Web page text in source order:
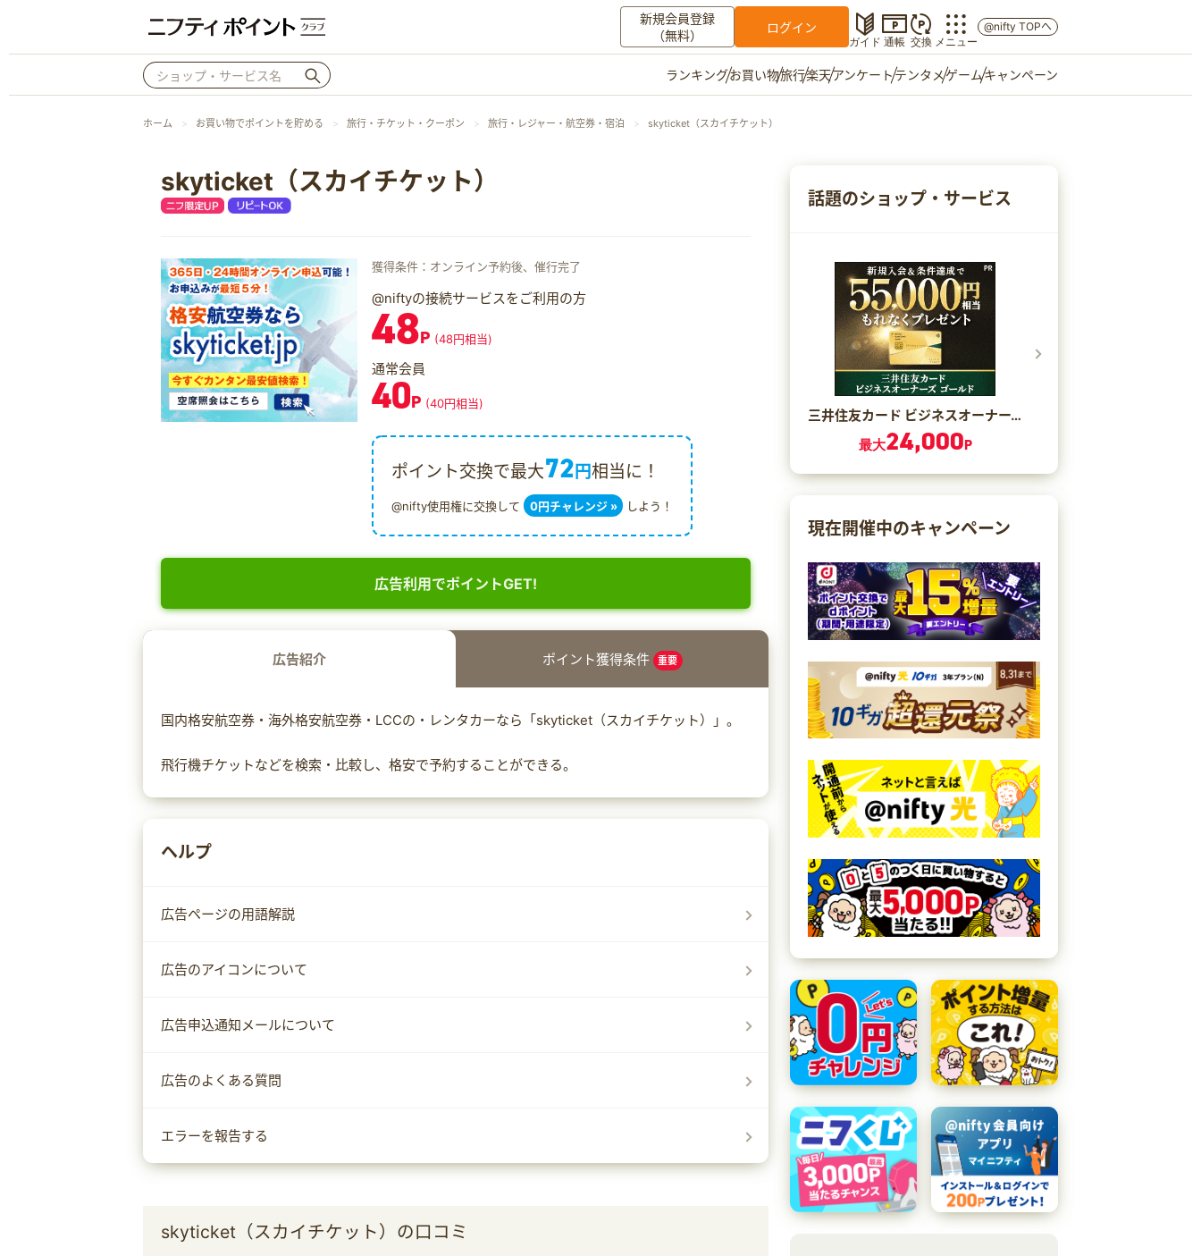
新規会員登録
（無料）
ログイン
ガイド 通帳 交換 メニュー
キャンペーン
@nifty TOPへ
ランキングお買い物旅行楽天アンケートテンタメゲームキャンペーン
ホーム お買い物でポイントを貯める 旅行・チケット・クーポン 旅行・レジャー・航空券・宿泊 skyticket（スカイチケット）
skyticket（スカイチケット）
獲得条件：オンライン予約後、催行完了
@niftyの接続サービスをご利用の方
48P (48円相当)
通常会員
40P (40円相当)
ポイント交換で最大72円相当に！
@nifty使用権に交換して 0円チャレンジ » しよう！
広告利用でポイントGET!
広告紹介 ポイント獲得条件 重要
国内格安航空券・海外格安航空券・LCCの・レンタカーなら「skyticket（スカイチケット）」。
飛行機チケットなどを検索・比較し、格安で予約することができる。
ヘルプ
広告ページの用語解説
広告のアイコンについて
広告申込通知メールについて
広告のよくある質問
エラーを報告する
skyticket（スカイチケット）の口コミ
話題のショップ・サービス
三井住友カード ビジネスオーナーズ ゴールド（カード発行）
最大24,000P
現在開催中のキャンペーン